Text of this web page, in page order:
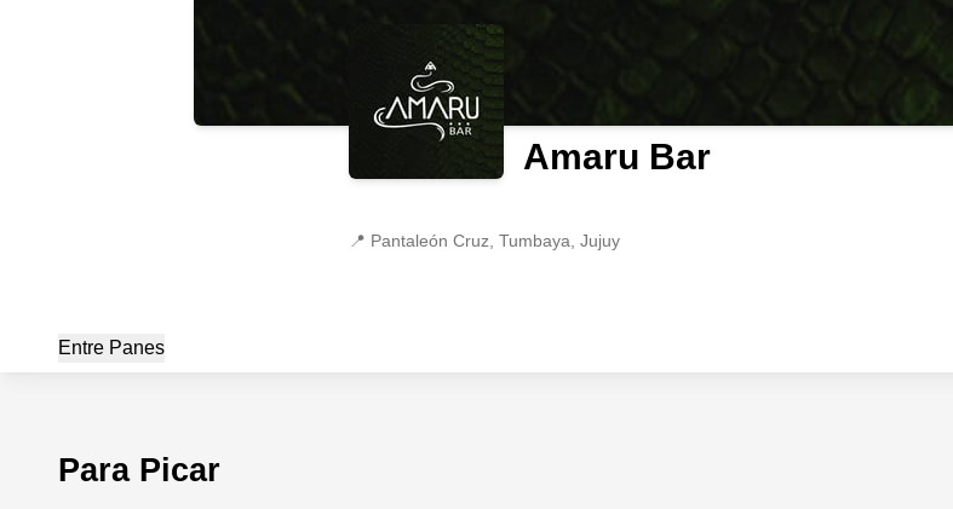
Amaru Bar
📍 Pantaleón Cruz, Tumbaya, Jujuy
Entre Panes
Para Picar